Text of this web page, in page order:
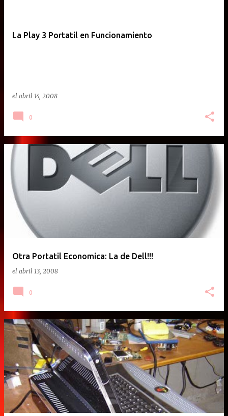
La Play 3 Portatil en Funcionamiento
el abril 14, 2008
0
Otra Portatil Economica: La de Dell!!!
el abril 13, 2008
0